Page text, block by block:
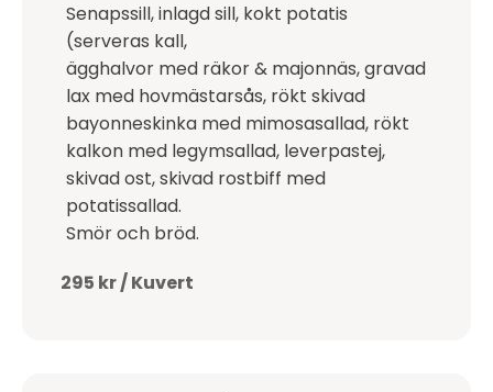
Senapssill, inlagd sill, kokt potatis
(serveras kall,
ägghalvor med räkor & majonnäs, gravad
lax med hovmästarsås, rökt skivad
bayonneskinka med mimosasallad, rökt
kalkon med legymsallad, leverpastej,
skivad ost, skivad rostbiff med
potatissallad.
Smör och bröd.
295 kr / Kuvert